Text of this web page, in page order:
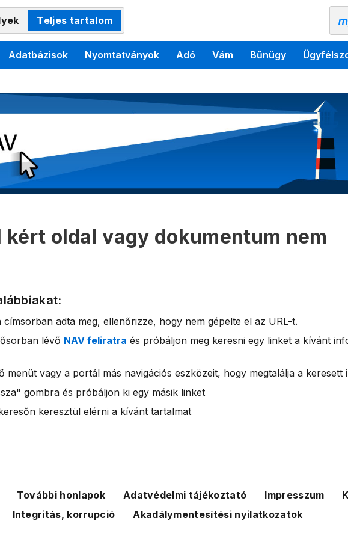
Teljes tartalom
Adatbázisok Nyomtatványok Adó Vám Bűnügy
kért oldal vagy dokumentum nem
címsorban adta meg, ellenőrizze, hogy nem gépelte el az URL-t.
lévő NAV feliratra és próbáljon meg keresni egy linket a kívánt
menüt vagy a portál más navigációs eszközeit, hogy megtalálja a keresett
gombra és próbáljon ki egy másik linket
keresztül elérni a kívánt tartalmat
További honlapok Adatvédelmi tájékoztató Impresszum
Integritás, korrupció
Akadálymentesítési nyilatkozatok